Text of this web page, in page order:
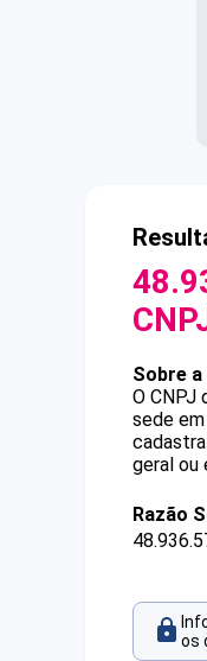
Sobre
O CNPJ
sede
geral ou
Razão
os